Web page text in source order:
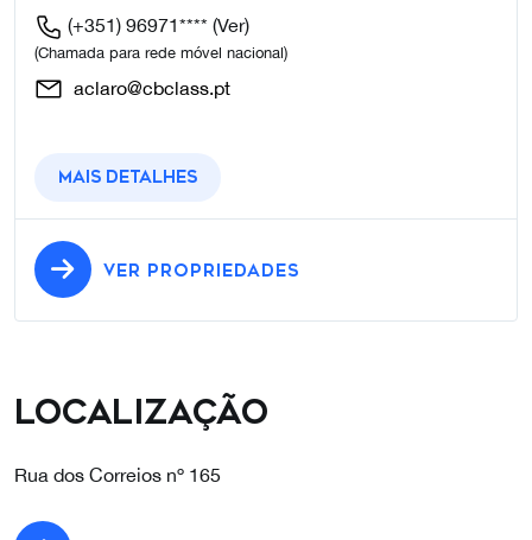
(+351) 96971**** (Ver)
(Chamada para rede móvel nacional)
aclaro@cbclass.pt
Mais detalhes
VER PROPRIEDADES
Localização
Rua dos Correios nº 165